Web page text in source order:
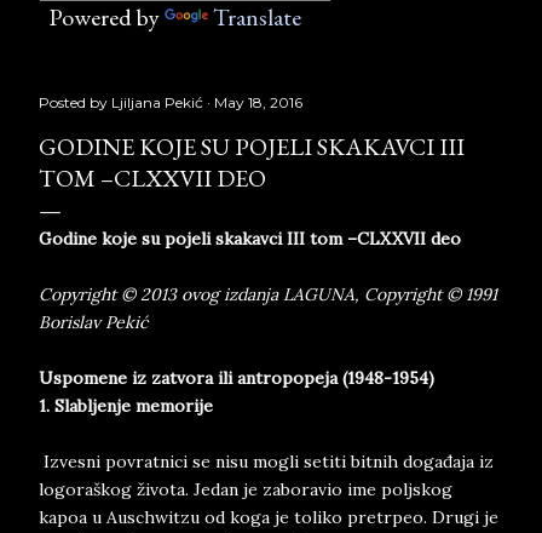
Powered by Translate
Posted by Ljiljana Pekić May 18, 2016
GODINE KOJE SU POJELI SKAKAVCI III
TOM –CLXXVII DEO
Godine koje su pojeli skakavci III tom –CLXXVII deo
Copyright © 2013 ovog izdanja LAGUNA, Copyright © 1991
Borislav Pekić
Uspomene iz zatvora ili antropopeja (1948-1954)
1. Slabljenje memorije
Izvesni povratnici se nisu mogli setiti bitnih događaja iz
logoraškog života. Jedan je zaboravio ime poljskog
kapoa u Auschwitzu od koga je toliko pretrpeo. Drugi je